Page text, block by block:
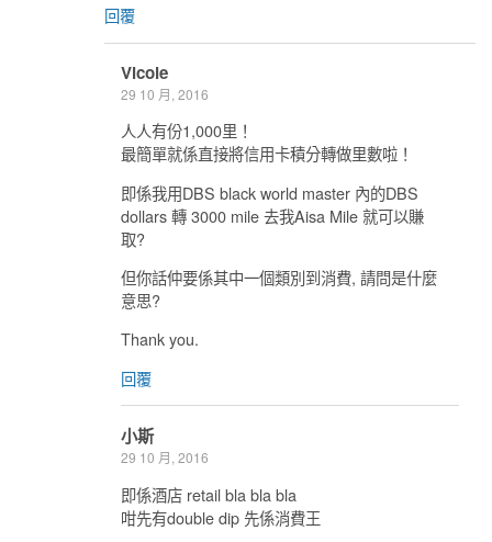
回覆
Vicole
29 10 月, 2016
人人有份1,000里！
最簡單就係直接將信用卡積分轉做里數啦！
即係我用DBS black world master 內的DBS
dollars 轉 3000 mile 去我Aisa Mile 就可以賺
取?
但你話仲要係其中一個類別到消費, 請問是什麼
意思?
Thank you.
回覆
小斯
29 10 月, 2016
即係酒店 retail bla bla bla
咁先有double dip 先係消費王